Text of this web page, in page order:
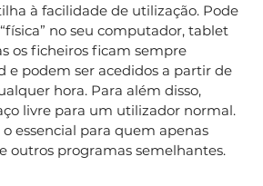
à facilidade de utilização. Pode
no seu computador, tablet
os ficheiros ficam sempre
e podem ser acedidos a partir de
hora. Para além disso,
livre para um utilizador normal.
essencial para quem apenas
outros programas semelhantes.